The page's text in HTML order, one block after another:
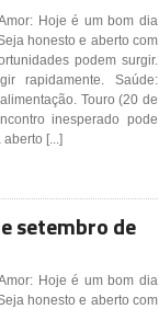
Hoje é um bom dia
honesto e aberto com
podem surgir.
rapidamente. Saúde:
Touro (20 de
inesperado pode
[...]
setembro de
Hoje é um bom dia
honesto e aberto com